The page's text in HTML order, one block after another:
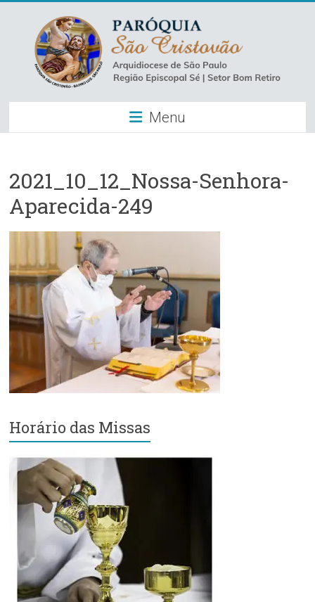
content
Paróquia
São
–
Luz
São
Paulo
–
Região
Episcopal
–
Setor
Retiro
Menu
2021_10_12_Nossa-Senhora-
Aparecida-249
Horário das Missas